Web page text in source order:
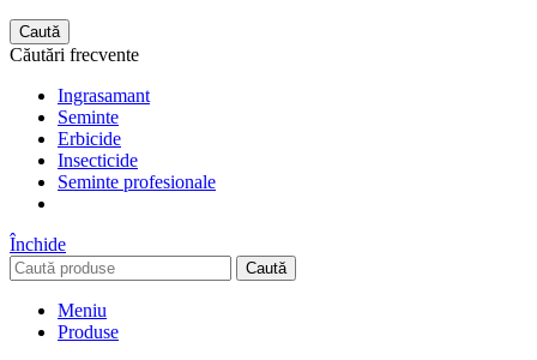
Caută
Căutări frecvente
Ingrasamant
Seminte
Erbicide
Insecticide
Seminte profesionale
Închide
Caută
Meniu
Produse